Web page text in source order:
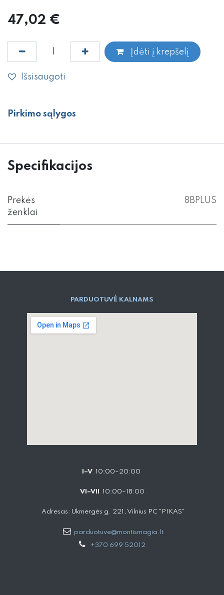
47,02 €
Įdėti į krepšelį
Išsisaugoti
Pirkimo sąlygos
Specifikacijos
Prekės
ženklai
8BPLUS
PARD​UOTUVĖ​ KALNAMS
I–V 10:00–20:00
VI–VII 10:00–18:00
Adresas: Ukmergės g. 221, Vilnius PC "PIKAS"
parduotuve@montismagia.lt
+370 699 52012